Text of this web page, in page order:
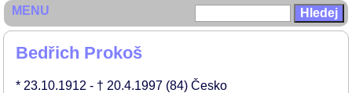
Bedřich Prokoš
* 23.10.1912 - † 20.4.1997 (84) Česko
MENU